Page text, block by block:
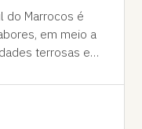
do Marrocos é
em meio a
terrosas e